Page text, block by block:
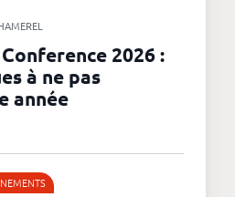
2026 :
à ne pas
année